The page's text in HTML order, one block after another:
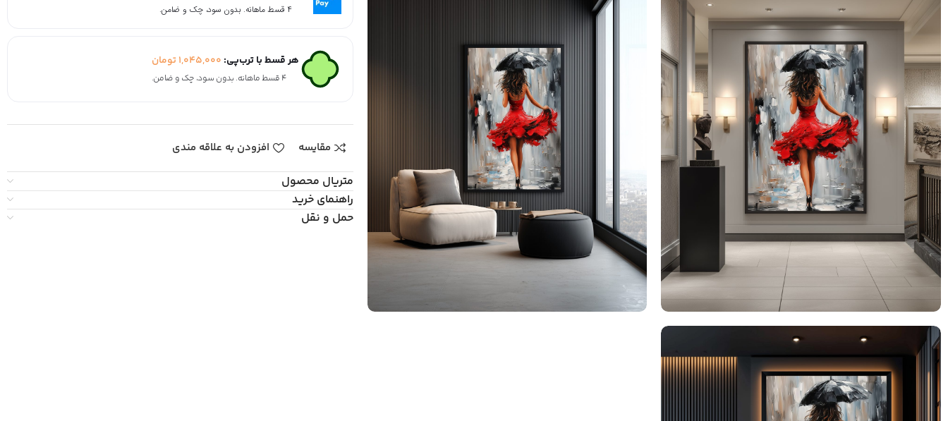
۴ قسط ماهانه. بدون سود، چک و ضامن.
هر قسط با ترب‌پی: 1,045,000تومان
۴ قسط ماهانه. بدون سود، چک و ضامن.
مقایسه افزودن به علاقه مندی
متریال محصول
راهنمای خرید
حمل و نقل